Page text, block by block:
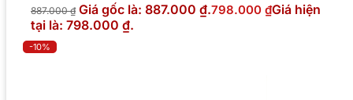
887.000₫ Giá gốc là: 887.000 ₫.798.000 ₫Giá hiện
tại là: 798.000 ₫.
-10%